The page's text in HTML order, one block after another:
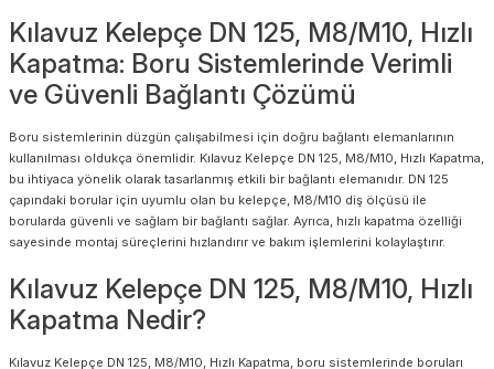
Kılavuz Kelepçe DN 125, M8/M10, Hızlı
Kapatma: Boru Sistemlerinde Verimli
ve Güvenli Bağlantı Çözümü
Boru sistemlerinin düzgün çalışabilmesi için doğru bağlantı elemanlarının
kullanılması oldukça önemlidir. Kılavuz Kelepçe DN 125, M8/M10, Hızlı Kapatma,
bu ihtiyaca yönelik olarak tasarlanmış etkili bir bağlantı elemanıdır. DN 125
çapındaki borular için uyumlu olan bu kelepçe, M8/M10 diş ölçüsü ile
borularda güvenli ve sağlam bir bağlantı sağlar. Ayrıca, hızlı kapatma özelliği
sayesinde montaj süreçlerini hızlandırır ve bakım işlemlerini kolaylaştırır.
Kılavuz Kelepçe DN 125, M8/M10, Hızlı
Kapatma Nedir?
Kılavuz Kelepçe DN 125, M8/M10, Hızlı Kapatma, boru sistemlerinde boruları